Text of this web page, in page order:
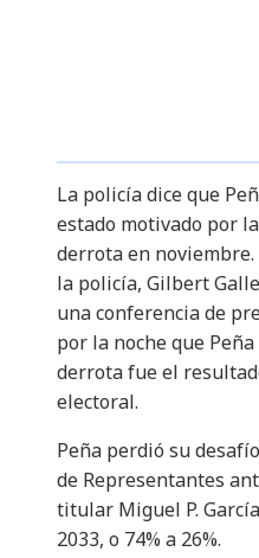
La policía dice que
estado motivado por
derrota en noviembre.
la policía, Gilbert
una conferencia de
por la noche que
derrota fue el
electoral.
Peña perdió su
de Representantes
titular Miguel P.
2033, o 74% a 26%.